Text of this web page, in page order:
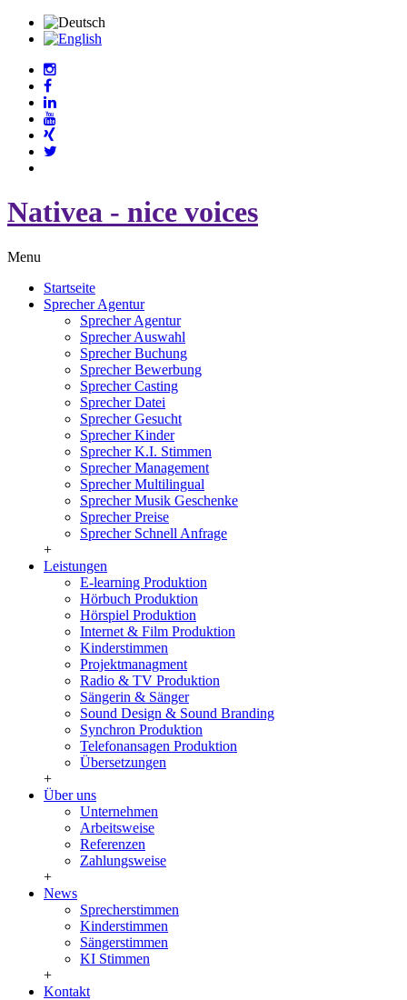
Nativea - nice voices
Menu
Startseite
Sprecher Agentur
Sprecher Agentur
Sprecher Auswahl
Sprecher Buchung
Sprecher Bewerbung
Sprecher Casting
Sprecher Datei
Sprecher Gesucht
Sprecher Kinder
Sprecher K.I. Stimmen
Sprecher Management
Sprecher Multilingual
Sprecher Musik Geschenke
Sprecher Preise
Sprecher Schnell Anfrage
+
Leistungen
E-learning Produktion
Hörbuch Produktion
Hörspiel Produktion
Internet & Film Produktion
Kinderstimmen
Projektmanagment
Radio & TV Produktion
Sängerin & Sänger
Sound Design & Sound Branding
Synchron Produktion
Telefonansagen Produktion
Übersetzungen
+
Über uns
Unternehmen
Arbeitsweise
Referenzen
Zahlungsweise
+
News
Sprecherstimmen
Kinderstimmen
Sängerstimmen
KI Stimmen
+
Kontakt